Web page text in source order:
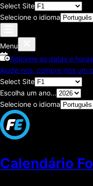
Select Site
Selecione o idioma
Menu
Adicione as datas e
Ajude-nos, compre-nos um
Select Site
Escolha um ano...
Selecione o idioma
Calendário